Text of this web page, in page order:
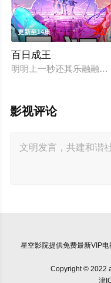
更新至14集 4.0
百日成王
明明上一秒还其乐融融
影视评论
星空影院提供免费最新VIP
Copyright © 2022
津